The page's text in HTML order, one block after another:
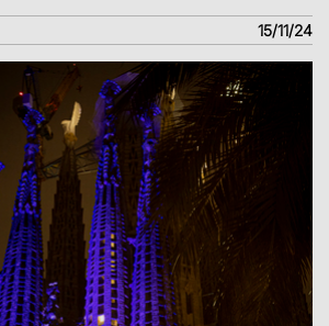
15/11/24